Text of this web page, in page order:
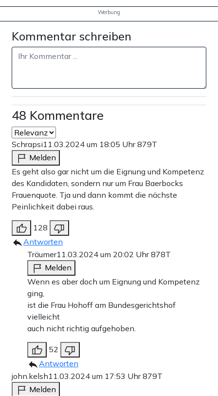
Werbung
Kommentar schreiben
48 Kommentare
Schrapsi11.03.2024 um 18:05 Uhr879T
Melden
Es geht also gar nicht um die Eignung und Kompetenz
des Kandidaten, sondern nur um Frau Baerbocks
Frauenquote. Tja und dann kommt die nächste
Peinlichkeit dabei raus.
128
Antworten
Träumer11.03.2024 um 20:02 Uhr878T
Melden
Wenn es aber doch um Eignung und Kompetenz
ging,
ist die Frau Hohoff am Bundesgerichtshof
vielleicht
auch nicht richtig aufgehoben.
52
Antworten
john.kelsh11.03.2024 um 17:53 Uhr879T
Melden